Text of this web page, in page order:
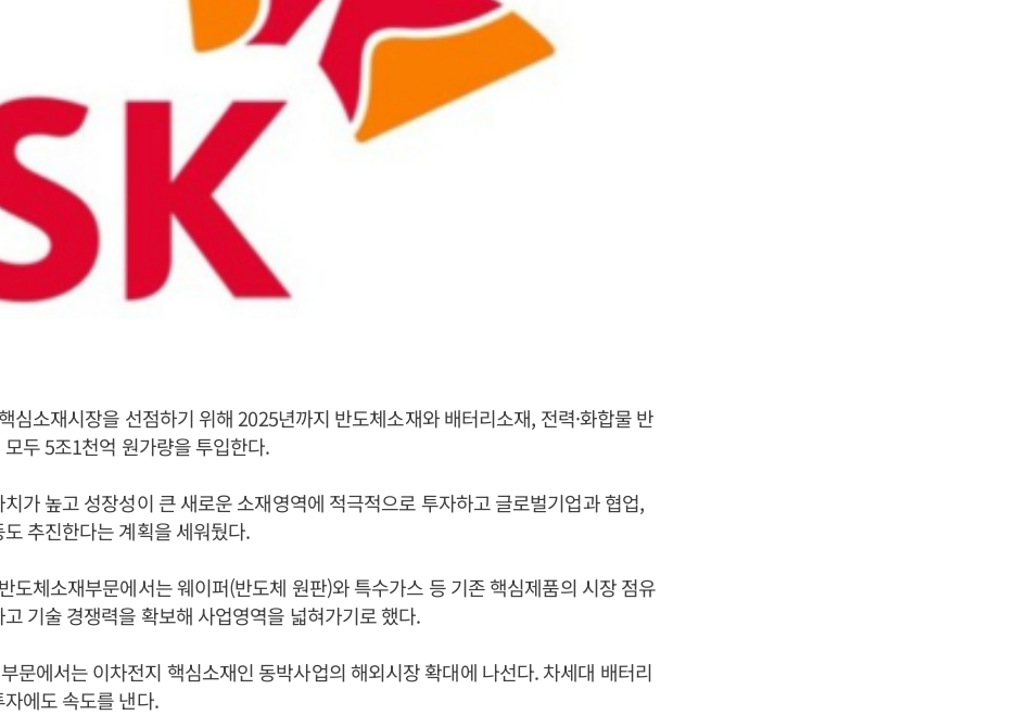
심소재시장을 선점하기 위해 2025년까지 반도체소재와 배터리소재, 전력·화합물 반
두 5조1천억 원가량을 투입한다.
가 높고 성장성이 큰 새로운 소재영역에 적극적으로 투자하고 글로벌기업과 협업,
추진한다는 계획을 세워뒀다.
도체소재부문에서는 웨이퍼(반도체 원판)와 특수가스 등 기존 핵심제품의 시장 점유
기술 경쟁력을 확보해 사업영역을 넓혀가기로 했다.
문에서는 이차전지 핵심소재인 동박사업의 해외시장 확대에 나선다. 차세대 배터리
에도 속도를 낸다.